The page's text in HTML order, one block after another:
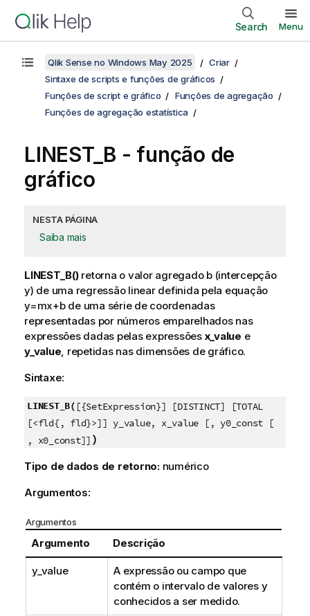
Search Menu
Qlik Sense no Windows May 2025
Criar
Sintaxe de scripts e funções de gráficos
Funções de script e gráfico
Funções de agregação
Funções de agregação estatística
LINEST_B - função de
gráfico
NESTA PÁGINA
Saiba mais
LINEST_B()retorna o valor agregado b(intercepção
y) de uma regressão linear definida pela equação
y=mx+bde uma série de coordenadas
representadas por números emparelhados nas
expressões dadas pelas expressões x_value e
y_value, repetidas nas dimensões de gráfico.
Sintaxe:
LINEST_B( [{SetExpression}] [DISTINCT] [TOTAL
[<fld{, fld}>]] y_value, x_value [, y0_const [
, x0_const]] )
Tipo de dados de retorno: numérico
Argumentos:
Argumentos
Argumento Descrição
y_value
A expressão ou campo que
contém o intervalo de valores y
conhecidos a ser medido.